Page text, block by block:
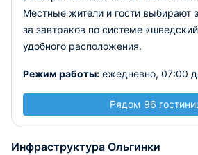
Местные жители и гости выбирают
за завтраков по системе
удобного расположения.
Режим работы: ежедневно, 07:00
Рядом 96
Инфраструктура Ольгинки